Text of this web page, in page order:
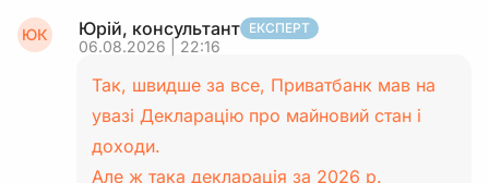
ЮК Юрій, консультант ЕКСПЕРТ
06.08.2026 | 22:16
Так, швидше за все, Приватбанк мав на
увазі Декларацію про майновий стан і
доходи.
Але ж така декларація за 2026 р.